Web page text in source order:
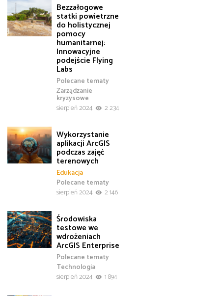
Bezzałogowe
statki powietrzne
do holistycznej
pomocy
humanitarnej:
Innowacyjne
podejście Flying
Labs
Polecane tematy
Zarządzanie
kryzysowe
sierpień 2024
2 234
Wykorzystanie
aplikacji ArcGIS
podczas zajęć
terenowych
Edukacja
Polecane tematy
sierpień 2024
2 146
Środowiska
testowe we
wdrożeniach
ArcGIS Enterprise
Polecane tematy
Technologia
sierpień 2024
1 894